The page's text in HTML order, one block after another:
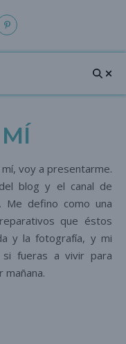
blog y el canal de
Me defino como una
que éstos
y la fotografía, y mi
fueras a vivir para
mañana.